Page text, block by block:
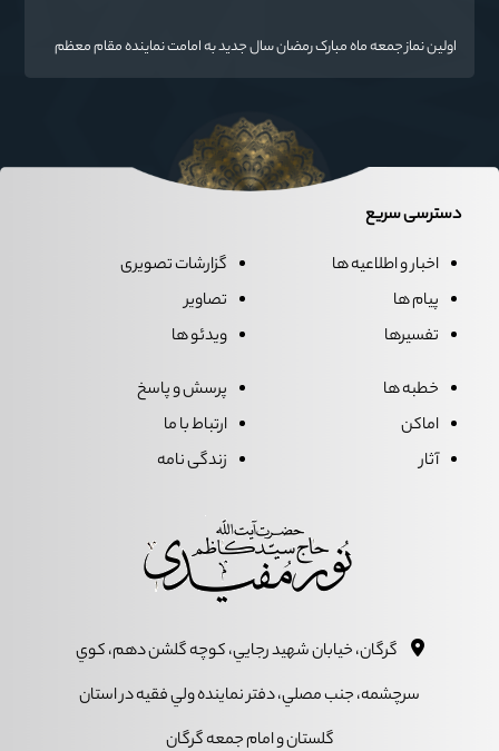
اولین نماز جمعه ماه مبارک رمضان سال جدید به امامت نماینده مقام معظم
دسترسی سریع
اخبار و اطلاعیه ها
پیام ها
تفسیرها
گزارشات تصویری
تصاویر
ویدئو ها
خطبه ها
اماکن
آثار
پرسش و پاسخ
ارتباط با ما
زندگی نامه
گرگان، خيابان شهيد رجايي، کوچه گلشن دهم، کوي
سرچشمه، جنب مصلي، دفتر نماينده ولي فقيه در استان
گلستان و امام جمعه گرگان